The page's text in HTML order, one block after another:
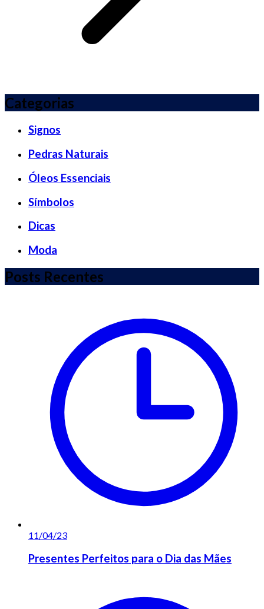
Categorias
Signos
Pedras Naturais
Óleos Essenciais
Símbolos
Dicas
Moda
Posts Recentes
11/04/23
Presentes Perfeitos para o Dia das Mães